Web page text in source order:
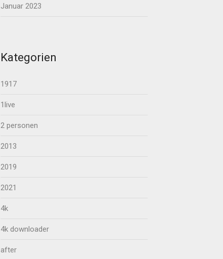
Januar 2023
Kategorien
1917
1live
2 personen
2013
2019
2021
4k
4k downloader
after